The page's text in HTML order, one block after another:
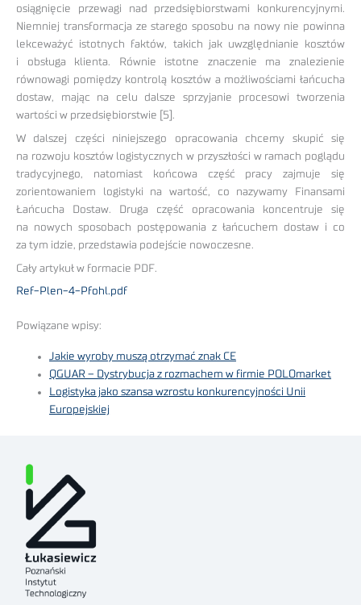
osiągnięcie przewagi nad przedsiębiorstwami konkurencyjnymi.
Niemniej transformacja ze starego sposobu na nowy nie powinna
lekceważyć istotnych faktów, takich jak uwzględnianie kosztów
i obsługa klienta. Równie istotne znaczenie ma znalezienie
równowagi pomiędzy kontrolą kosztów a możliwościami łańcucha
dostaw, mając na celu dalsze sprzyjanie procesowi tworzenia
wartości w przedsiębiorstwie [5].
W dalszej części niniejszego opracowania chcemy skupić się
na rozwoju kosztów logistycznych w przyszłości w ramach poglądu
tradycyjnego, natomiast końcowa część pracy zajmuje się
zorientowaniem logistyki na wartość, co nazywamy Finansami
Łańcucha Dostaw. Druga część opracowania koncentruje się
na nowych sposobach postępowania z łańcuchem dostaw i co
za tym idzie, przedstawia podejście nowoczesne.
Cały artykuł w formacie PDF.
Ref-Plen-4-Pfohl.pdf
Powiązane wpisy:
Jakie wyroby muszą otrzymać znak CE
QGUAR – Dystrybucja z rozmachem w firmie POLOmarket
Logistyka jako szansa wzrostu konkurencyjności Unii
Europejskiej